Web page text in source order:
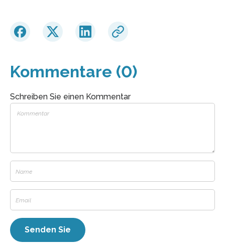
Kommentare (0)
Schreiben Sie einen Kommentar